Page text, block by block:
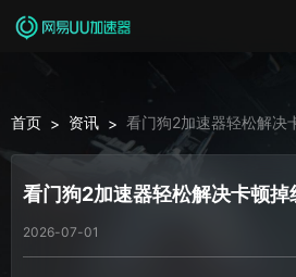
首页 > 资讯 > 看门狗2加速器轻松解决
看门狗2加速器轻松解决卡顿掉
2026-07-01